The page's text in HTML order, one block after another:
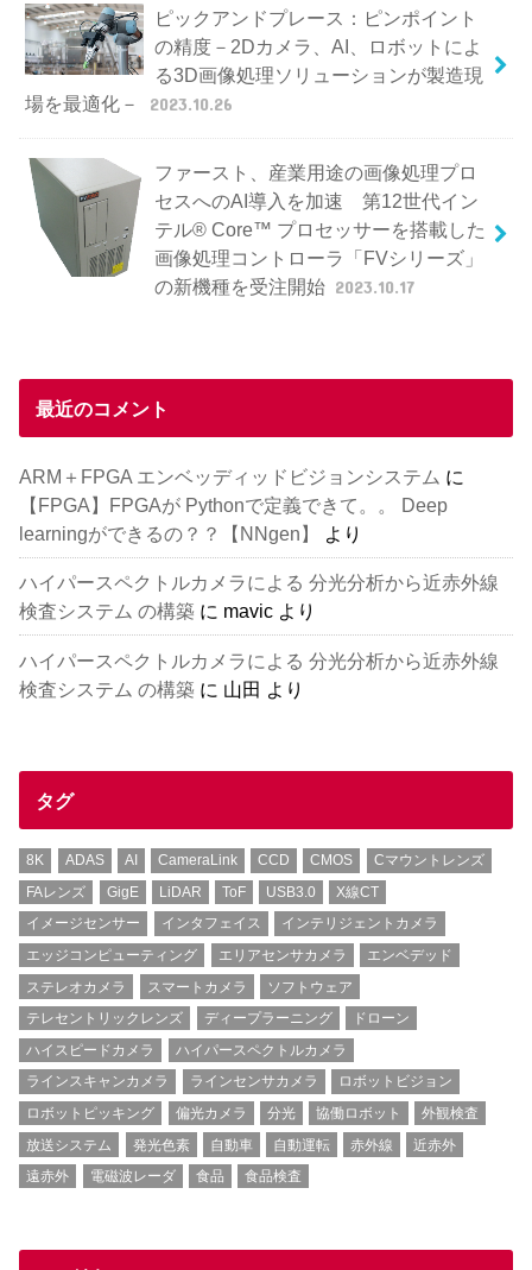
ピックアンドプレース：ピンポイント
の精度－2Dカメラ、AI、ロボットによ
る3D画像処理ソリューションが製造現
場を最適化－
2023.10.26
ファースト、産業用途の画像処理プロ
セスへのAI導入を加速 第12世代イン
テル® Core™ プロセッサーを搭載した
画像処理コントローラ「FVシリーズ」
の新機種を受注開始 2023.10.17
最近のコメント
ARM＋FPGA エンベッディッドビジョンシステム に
【FPGA】FPGAが Pythonで定義できて。。 Deep
learningができるの？？【NNgen】
より
ハイパースペクトルカメラによる 分光分析から近赤外線
検査システム の構築 に mavic より
ハイパースペクトルカメラによる 分光分析から近赤外線
検査システム の構築 に 山田 より
タグ
8K ADAS AI CameraLink CCD CMOS
Cマウントレンズ
FAレンズ
GigE LiDAR ToF USB3.0
X線CT
イメージセンサー
インタフェイス
インテリジェントカメラ
エッジコンピューティング
エリアセンサカメラ
エンベデッド
ステレオカメラ
スマートカメラ
ソフトウェア
テレセントリックレンズ
ディープラーニング
ドローン
ハイスピードカメラ
ハイパースペクトルカメラ
ラインスキャンカメラ
ラインセンサカメラ
ロボットビジョン
ロボットピッキング
偏光カメラ 分光 協働ロボット
外観検査
放送システム
発光色素 自動車 自動運転 赤外線
近赤外
遠赤外
電磁波レーダ 食品 食品検査